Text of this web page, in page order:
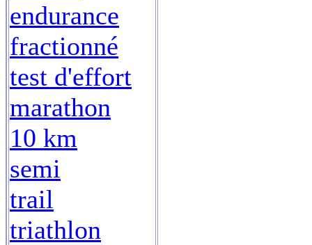
endurance
fractionné
test d'effort
marathon
10 km
semi
trail
triathlon